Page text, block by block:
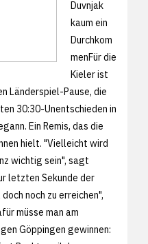
Duvnjak
kaum ein
Durchkom
menFür die
Kieler ist
Länderspiel-Pause, die
30:30-Unentschieden in
Ein Remis, das die
hielt. "Vielleicht wird
wichtig sein", sagt
letzten Sekunde der
noch zu erreichen",
müsse man am
Göppingen gewinnen: